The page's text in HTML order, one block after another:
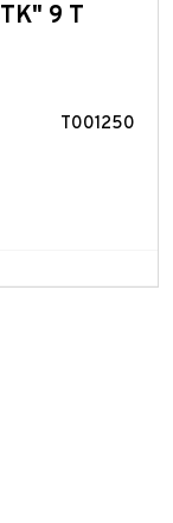
9 Т
T001250